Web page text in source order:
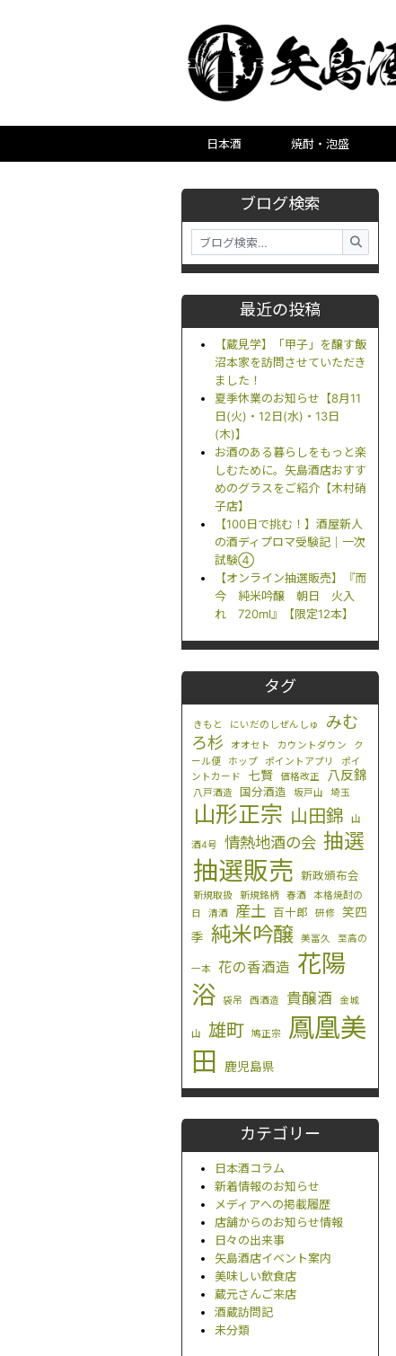
日本酒 焼酎・泡盛
ブログ検索
最近の投稿
【蔵見学】「甲子」を醸す飯
沼本家を訪問させていただき
ました！
夏季休業のお知らせ【8月11
日(火)・12日(水)・13日
(木)】
お酒のある暮らしをもっと楽
しむために。矢島酒店おすす
めのグラスをご紹介【木村硝
子店】
【100日で挑む！】酒屋新人
の酒ディプロマ受験記｜一次
試験④
【オンライン抽選販売】『而
今 純米吟醸 朝日 火入
れ 720ml』【限定12本】
タグ
きもと にいだのしぜんしゅ
みむ
ろ杉
オオセト カウントダウン
ク
ール便
ホップ ポイントアプリ
ポイ
ントカード
七賢 価格改正 八反錦
八戸酒造 国分酒造 坂戸山 埼玉
山形正宗 山田錦 山
酒4号 情熱地酒の会 抽選
抽選販売 新政頒布会
新規取扱 新規銘柄 春酒
本格焼酎の
日
清酒 産土 百十郎 研修
笑四
季 純米吟醸 美冨久 至高の
一本 花の香酒造 花陽
浴
袋吊 西酒造 貴醸酒 金城
山 雄町 鳩正宗
鳳凰美
田
鹿児島県
カテゴリー
日本酒コラム
新着情報のお知らせ
メディアへの掲載履歴
店舗からのお知らせ情報
日々の出来事
矢島酒店イベント案内
美味しい飲食店
蔵元さんご来店
酒蔵訪問記
未分類